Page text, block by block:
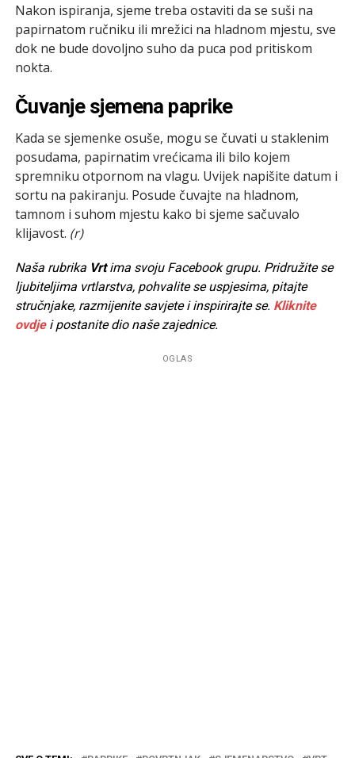
Nakon ispiranja, sjeme treba ostaviti da se suši na
papirnatom ručniku ili mrežici na hladnom mjestu, sve
dok ne bude dovoljno suho da puca pod pritiskom
nokta.
Čuvanje sjemena paprike
Kada se sjemenke osuše, mogu se čuvati u staklenim
posudama, papirnatim vrećicama ili bilo kojem
spremniku otpornom na vlagu. Uvijek napišite datum i
sortu na pakiranju. Posude čuvajte na hladnom,
tamnom i suhom mjestu kako bi sjeme sačuvalo
klijavost. (r)
Naša rubrika Vrtima svoju Facebook grupu. Pridružite se
ljubiteljima vrtlarstva, pohvalite se uspjesima, pitajte
stručnjake, razmijenite savjete i inspirirajte se. Kliknite
ovdjei postanite dio naše zajednice.
OGLAS